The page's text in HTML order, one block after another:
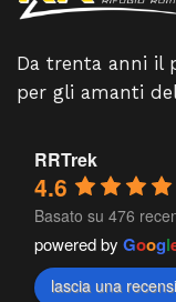
Da trenta anni il
per gli amanti
RRTrek
4.6
Basato su 476
powered by Googl
lascia una